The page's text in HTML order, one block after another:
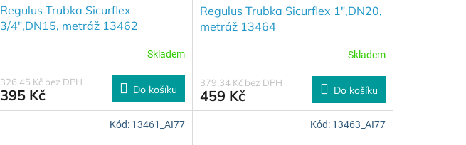
Regulus Trubka Sicurflex
3/4",DN15, metráž 13462
Skladem
326,45 Kč bez DPH
395 Kč Do košíku
Regulus Trubka Sicurflex 1",DN20,
metráž 13464
Skladem
379,34 Kč bez DPH
459 Kč Do košíku
Kód: 13461_AI77 Kód: 13463_AI77